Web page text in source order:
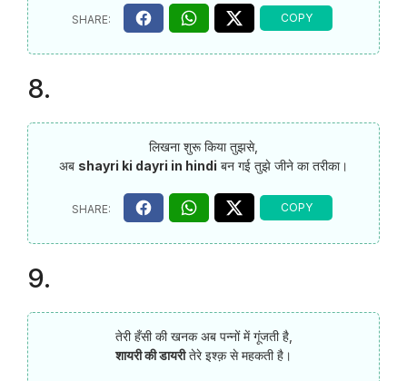
8.
लिखना शुरू किया तुझसे,
अब shayri ki dayri in hindi बन गई तुझे जीने का तरीका।
9.
तेरी हँसी की खनक अब पन्नों में गूंजती है,
शायरी की डायरीतेरे इश्क़ से महकती है।